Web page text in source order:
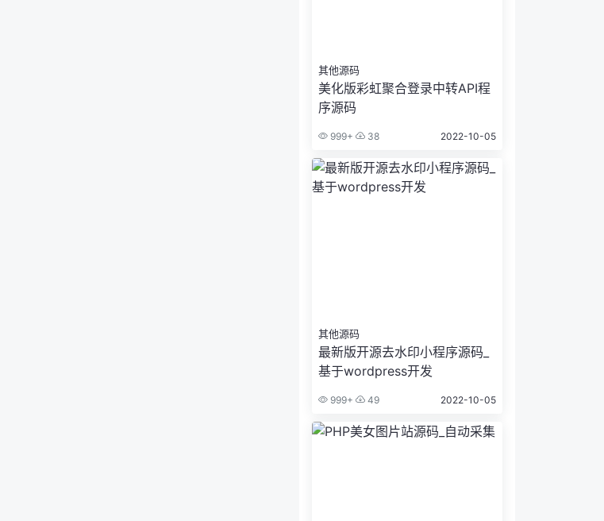
其他源码
美化版彩虹聚合登录中转API程
序源码
999+ 38 2022-10-05
其他源码
最新版开源去水印小程序源码_
基于wordpress开发
999+ 49 2022-10-05